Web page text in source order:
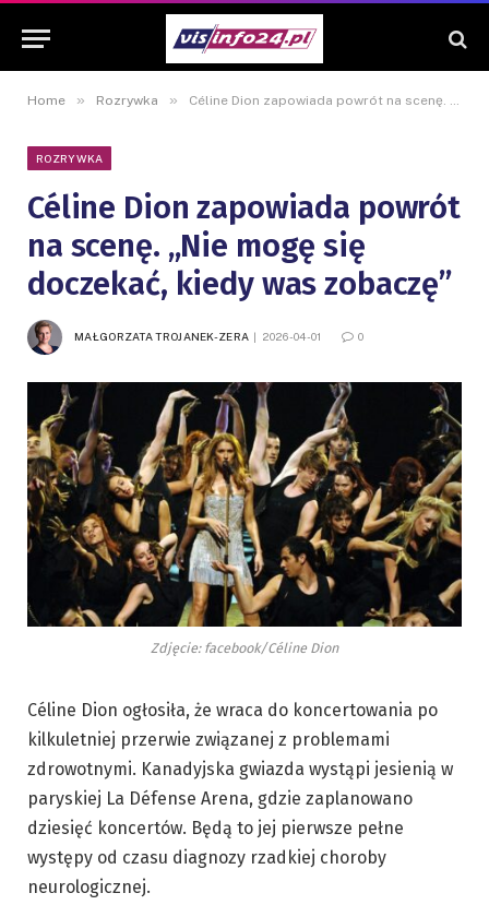
Home » Rozrywka » Céline Dion zapowiada powrót na scenę. „Nie mogę się doczekać, kiedy was zobaczę”
ROZRYWKA
Céline Dion zapowiada powrót
na scenę. „Nie mogę się
doczekać, kiedy was zobaczę”
MAŁGORZATA TROJANEK-ZERA 2026-04-01 0
Zdjęcie: facebook/Céline Dion
Céline Dion ogłosiła, że wraca do koncertowania po
kilkuletniej przerwie związanej z problemami
zdrowotnymi. Kanadyjska gwiazda wystąpi jesienią w
paryskiej La Défense Arena, gdzie zaplanowano
dziesięć koncertów. Będą to jej pierwsze pełne
występy od czasu diagnozy rzadkiej choroby
neurologicznej.